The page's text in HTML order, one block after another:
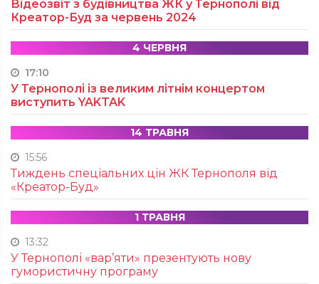
Відеозвіт з будівництва ЖК у Тернополі від
Креатор-Буд за червень 2024
4 ЧЕРВНЯ
17:10
У Тернополі із великим літнім концертом
виступить YAKTAK
14 ТРАВНЯ
15:56
Тиждень спеціальних цін ЖК Тернополя від
«Креатор-Буд»
1 ТРАВНЯ
13:32
У Тернополі «вар’яти» презентують нову
гумористичну програму